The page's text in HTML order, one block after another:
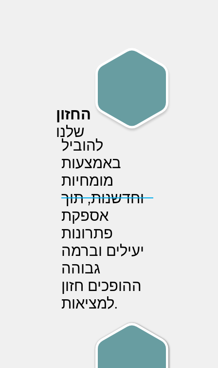
החזון
שלנו
להוביל
באמצעות
מומחיות
וחדשנות, תוך
אספקת
פתרונות
יעילים וברמה
גבוהה
ההופכים חזון
למציאות.